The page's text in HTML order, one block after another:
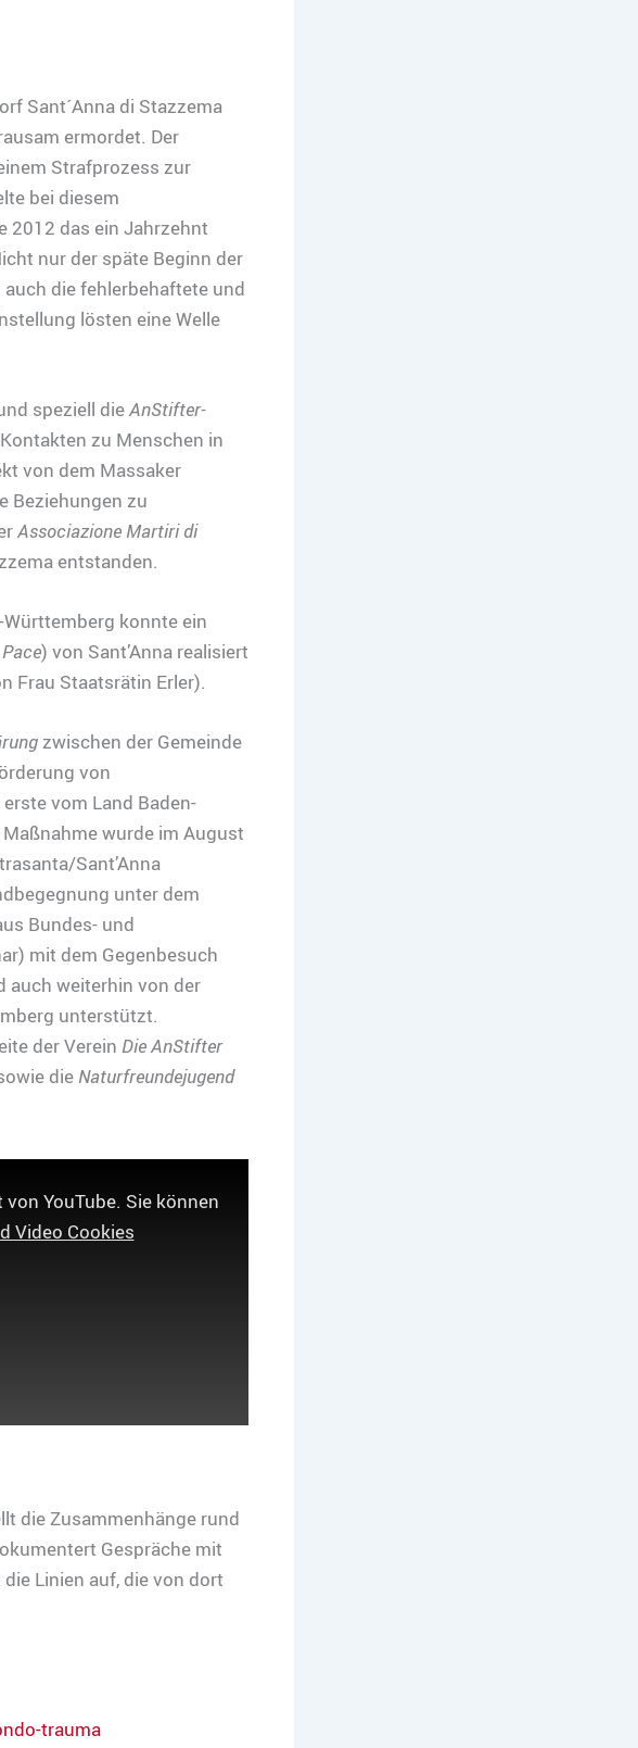
Sant´Anna di Stazzema
ermordet. Der
Strafprozess zur
bei diesem
2012 das ein Jahrzehnt
nur der späte Beginn der
die fehlerbehaftete und
lösten eine Welle
speziell dieAnStifter-
zu Menschen in
von dem Massaker
Beziehungen zu
Associazione Martiri di
entstanden.
konnte ein
) von Sant’Anna realisiert
Frau Staatsrätin Erler).
zwischen der Gemeinde
von
vom Land Baden-
wurde im August
Sant’Anna
unter dem
Bundes- und
mit dem Gegenbesuch
auch weiterhin von der
unterstützt.
der Verein Die AnStifter
die Naturfreundejugend
YouTube. Sie können
Video Cookies
die Zusammenhänge rund
Gespräche mit
Linien auf, die von dort
trauma